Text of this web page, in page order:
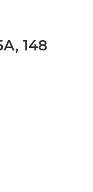
148